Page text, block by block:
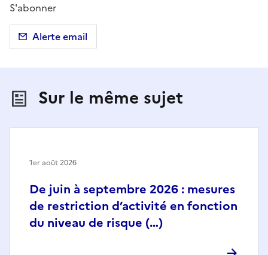
S'abonner
Alerte email
Sur le même sujet
De juin à septembre 2026 : mesures
de restriction d’activité en fonction
du niveau de risque (…)
1er août 2026